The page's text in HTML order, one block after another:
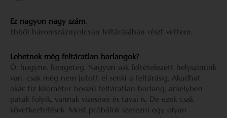
Ez nagyon nagy szám.
Ebből háromszáznyolcvan feltárásában részt vettem.
Lehetnek még feltáratlan barlangok?
Ó, hogyne. Rengeteg. Nagyon sok feltételezett helyszínünk
van, csak még nem jutott el senki a feltárásig. Akadhat
akár tíz kilométer hosszú feltáratlan barlang, amelyben
patak folyik, vannak vízesései és tavai is. De ezek csak
következtetések. Most próbálok szerezni egy olyan